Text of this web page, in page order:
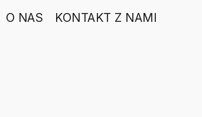
O NAS KONTAKT Z NAMI